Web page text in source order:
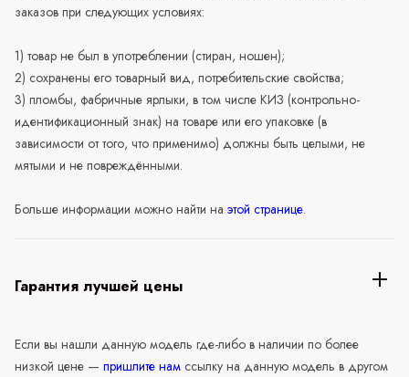
заказов при следующих условиях:
1) товар не был в употреблении (стиран, ношен);
2) сохранены его товарный вид, потребительские свойства;
3) пломбы, фабричные ярлыки, в том числе КИЗ (контрольно-
идентификационный знак) на товаре или его упаковке (в
зависимости от того, что применимо) должны быть целыми, не
мятыми и не повреждёнными.
Больше информации можно найти на этой странице.
Гарантия лучшей цены
Если вы нашли данную модель где-либо в наличии по более
низкой цене — пришлите нам ссылку на данную модель в другом